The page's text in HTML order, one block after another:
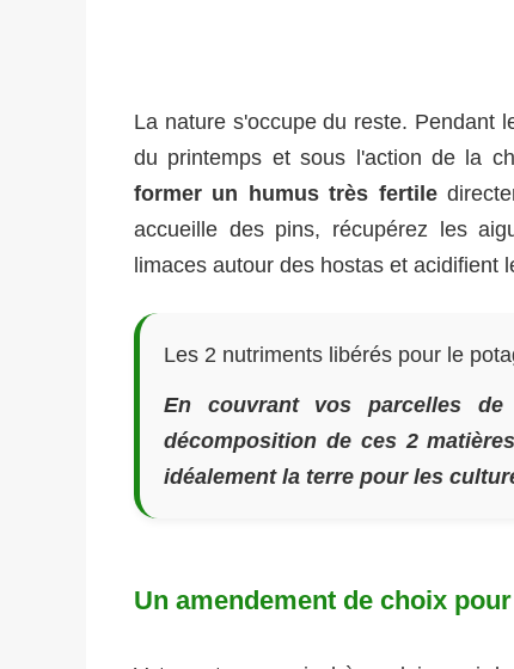
La nature s'occupe du reste. Pendant
du printemps et sous l'action de la
former un humus très fertile
accueille des pins, récupérez les
limaces autour des hostas et acidifient
Les 2 nutriments libérés pour le
En couvrant vos parcelles
décomposition de ces 2
idéalement la terre pour les
Un amendement de choix